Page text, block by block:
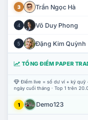
3 Trần Ngọc Hà
4 Võ Duy Phong
5 Đặng Kim Quỳnh
TỔNG ĐIỂM PAPER
Điểm live = số dư ví + ký quỹ
ngày cuối tháng · Top 1 trên
1 Demo123